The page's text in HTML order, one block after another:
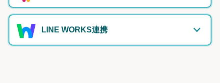
LINE WORKS連携